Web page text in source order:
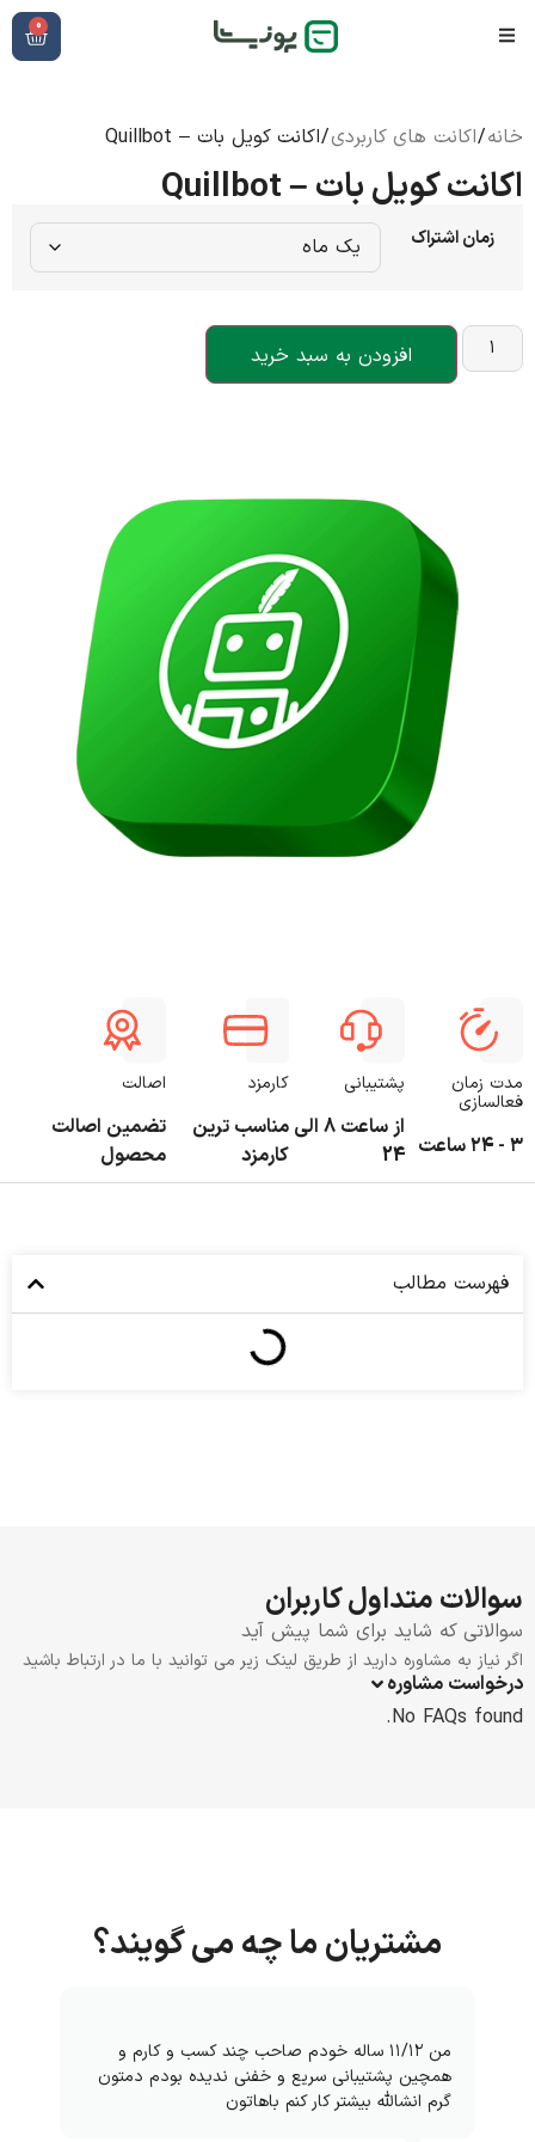
0
خانه/اکانت های کاربردی/ اکانت کویل بات – Quillbot
اکانت کویل بات – Quillbot
زمان اشتراک
افزودن به سبد خرید
مدت زمان
فعالسازی
۳ - ۲۴ ساعت
پشتیبانی
از ساعت 8 الی
24
کارمزد
مناسب ترین
کارمزد
اصالت
تضمین اصالت
محصول
فهرست مطالب
سوالات متداول کاربران
سوالاتی که شاید برای شما پیش آید
اگر نیاز به مشاوره دارید از طریق لینک زیر می توانید با ما در ارتباط باشید
درخواست مشاوره
No FAQs found.
مشتریان ما چه می گویند؟
من ۱۱/۱۲ ساله خودم صاحب چند کسب و کارم و
همچین پشتیبانی سریع و خفنی ندیده بودم دمتون
گرم انشالله بیشتر کار کنم باهاتون